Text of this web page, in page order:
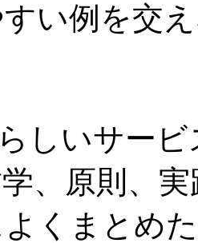
い例を交
しいサー
、原則、
くまとめ